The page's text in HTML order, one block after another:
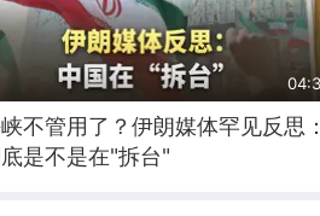
不管用了？伊朗媒体罕见反思：
是不是在"拆台"